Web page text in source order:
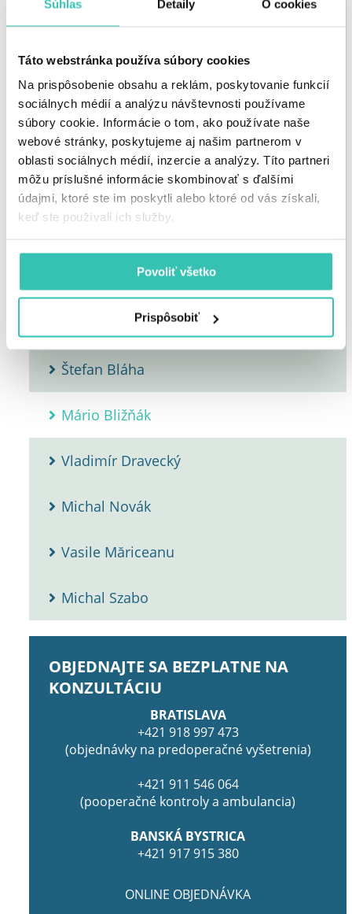
Súhlas Detaily O cookies
Táto webstránka používa súbory cookies
Na prispôsobenie obsahu a reklám, poskytovanie funkcií
sociálnych médií a analýzu návštevnosti používame
súbory cookie. Informácie o tom, ako používate naše
webové stránky, poskytujeme aj našim partnerom v
oblasti sociálnych médií, inzercie a analýzy. Títo partneri
môžu príslušné informácie skombinovať s ďalšími
údajmi, ktoré ste im poskytli alebo ktoré od vás získali,
keď ste používali ich služby.
Povoliť všetko
Prispôsobiť
Michael Ty Wishart
Marko Borároš
Robert Kovařík
Ján Galamboš
Štefan Bláha
Mário Bližňák
Vladimír Dravecký
Michal Novák
Vasile Măriceanu
Michal Szabo
OBJEDNAJTE SA BEZPLATNE NA
KONZULTÁCIU
BRATISLAVA
+421 918 997 473
(objednávky na predoperačné vyšetrenia)
+421 911 546 064
(pooperačné kontroly a ambulancia)
BANSKÁ BYSTRICA
+421 917 915 380
ONLINE OBJEDNÁVKA